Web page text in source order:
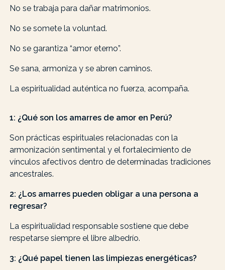
No se trabaja para dañar matrimonios.
No se somete la voluntad.
No se garantiza “amor eterno”.
Se sana, armoniza y se abren caminos.
La espiritualidad auténtica no fuerza, acompaña.
1: ¿Qué son los amarres de amor en Perú?
Son prácticas espirituales relacionadas con la
armonización sentimental y el fortalecimiento de
vínculos afectivos dentro de determinadas tradiciones
ancestrales.
2: ¿Los amarres pueden obligar a una persona a
regresar?
La espiritualidad responsable sostiene que debe
respetarse siempre el libre albedrío.
3: ¿Qué papel tienen las limpiezas energéticas?